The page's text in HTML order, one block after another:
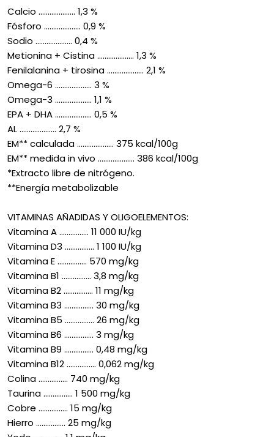
Calcio .................... 1,3 %
Fósforo .................... 0,9 %
Sodio .................... 0,4 %
Metionina + Cistina .................... 1,3 %
Fenilalanina + tirosina .................... 2,1 %
Omega-6 .................... 3 %
Omega-3 .................... 1,1 %
EPA + DHA .................... 0,5 %
AL .................... 2,7 %
EM** calculada .................... 375 kcal/100g
EM** medida in vivo .................... 386 kcal/100g
*Extracto libre de nitrógeno.
**Energía metabolizable
VITAMINAS AÑADIDAS Y OLIGOELEMENTOS:
Vitamina A ................ 11 000 IU/kg
Vitamina D3 ................ 1 100 IU/kg
Vitamina E ................ 570 mg/kg
Vitamina B1 ................ 3,8 mg/kg
Vitamina B2 ................ 11 mg/kg
Vitamina B3 ................ 30 mg/kg
Vitamina B5 ................ 26 mg/kg
Vitamina B6 ................ 3 mg/kg
Vitamina B9 ................ 0,48 mg/kg
Vitamina B12 ................ 0,062 mg/kg
Colina ................ 740 mg/kg
Taurina ................ 1 500 mg/kg
Cobre ................ 15 mg/kg
Hierro ................ 25 mg/kg